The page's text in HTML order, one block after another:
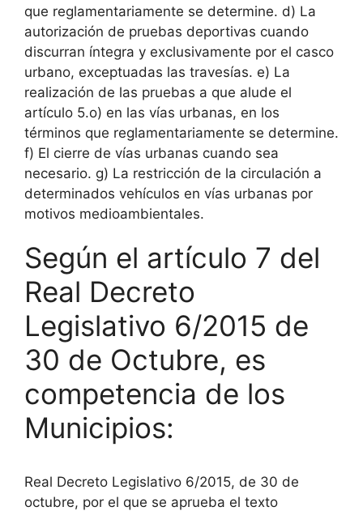
que reglamentariamente se determine. d) La
autorización de pruebas deportivas cuando
discurran íntegra y exclusivamente por el casco
urbano, exceptuadas las travesías. e) La
realización de las pruebas a que alude el
artículo 5.o) en las vías urbanas, en los
términos que reglamentariamente se determine.
f) El cierre de vías urbanas cuando sea
necesario. g) La restricción de la circulación a
determinados vehículos en vías urbanas por
motivos medioambientales.
Según el artículo 7 del
Real Decreto
Legislativo 6/2015 de
30 de Octubre, es
competencia de los
Municipios:
Real Decreto Legislativo 6/2015, de 30 de
octubre, por el que se aprueba el texto